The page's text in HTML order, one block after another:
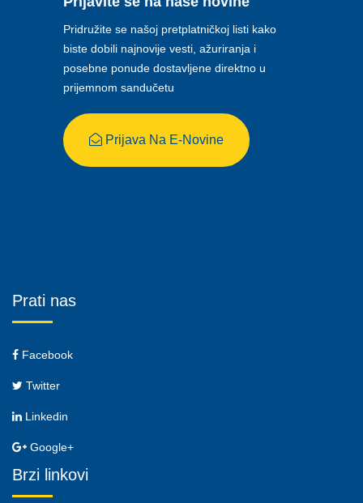
Pridružite se našoj pretplatničkoj listi kako
biste dobili najnovije vesti, ažuriranja i
posebne ponude dostavljene direktno u
prijemnom sandučetu
Prijava Na E-Novine
Prati nas
Facebook
Twitter
Linkedin
Google+
Brzi linkovi